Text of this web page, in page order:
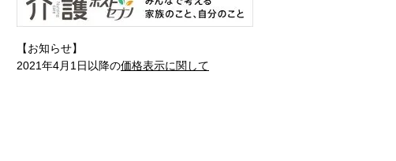
【お知らせ】
2021年4月1日以降の価格表示に関して